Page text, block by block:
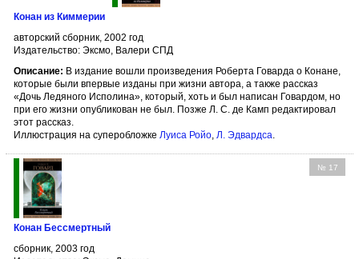
Конан из Киммерии
авторский сборник, 2002 год
Издательство: Эксмо, Валери СПД
Описание: В издание вошли произведения Роберта Говарда о Конане,
которые были впервые изданы при жизни автора, а также рассказ
«Дочь Ледяного Исполина», который, хоть и был написан Говардом, но
при его жизни опубликован не был. Позже Л. С. де Камп редактировал
этот рассказ.
Иллюстрация на суперобложке Луиса Ройо, Л. Эдвардса.
№ 17
Конан Бессмертный
сборник, 2003 год